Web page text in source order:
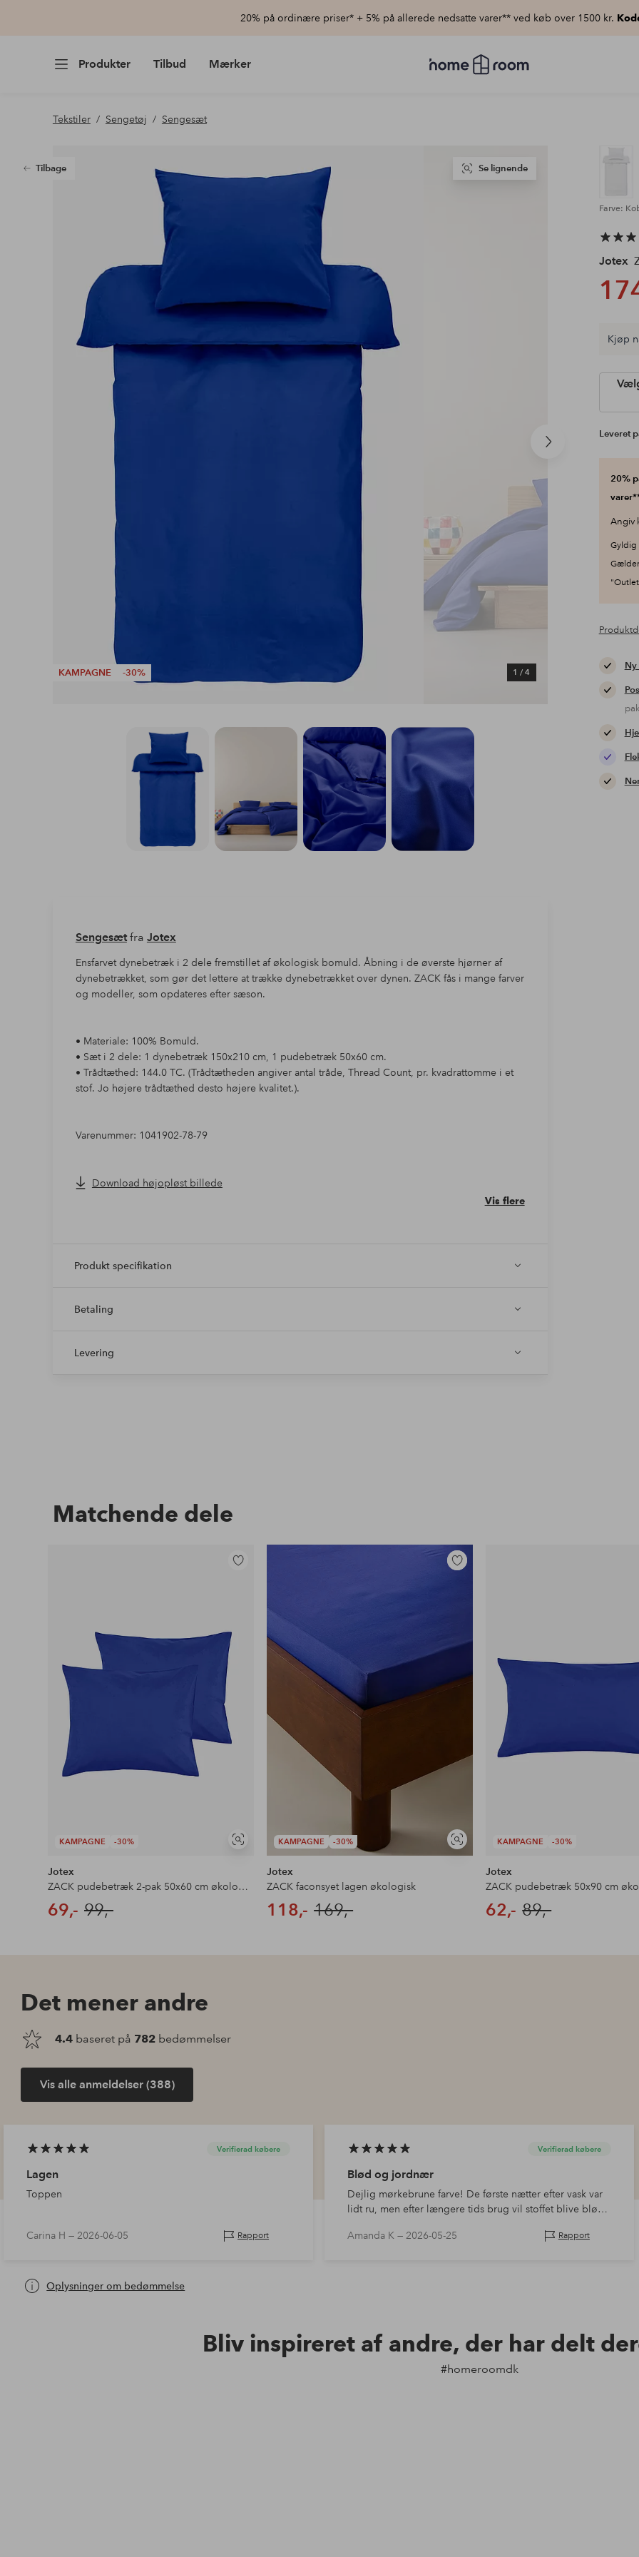
20% på ordinære priser* + 5% på allerede nedsatte varer** ved køb over 1500 kr.
Produkter Tilbud Mærker
Homeroom
–
Tekstiler Sengetøj Sengesæt
Tilbage
Næste
KAMPAGNE -30% 1 / 4
Se lignende
Farve:
Jotex
Kjøp
Leveret
20%
Angiv
Gyldig
Ny
Sengesætfra Jotex
Ensfarvet dynebetræk i 2 dele fremstillet af økologisk bomuld. Åbning i de øverste hjørner af
dynebetrækket, som gør det lettere at trække dynebetrækket over dynen. ZACK fås i mange farver
og modeller, som opdateres efter sæson.
• Materiale: 100% Bomuld.
• Sæt i 2 dele: 1 dynebetræk 150x210 cm, 1 pudebetræk 50x60 cm.
• Trådtæthed: 144.0 TC. (Trådtætheden angiver antal tråde, Thread Count, pr. kvadrattomme i et
stof. Jo højere trådtæthed desto højere kvalitet.).
Varenummer: 1041902-78-79
Download højopløst billede
Vis flere
Produkt specifikation
Betaling
Levering
Matchende dele
KAMPAGNE -30%
Se
Jotex
ZACK pudebetræk 2-pak 50x60 cm økologisk
69,- 99,-
KAMPAGNE -30%
Se
lignende
Jotex
ZACK faconsyet lagen økologisk
118,- 169,-
KAMPAGNE -30%
Jotex
ZACK pudebetræk 50x90 cm
62,- 89,-
Det mener andre
4.4 baseret på 782 bedømmelser
Vis alle anmeldelser (388)
Verifierad købere
Lagen
Toppen
Carina H —2026-06-05 Rapport
Verifierad købere
Blød og jordnær
Dejlig mørkebrune farve! De første nætter efter vask var
lidt ru, men efter længere tids brug vil stoffet blive blødt,
Amanda K —2026-05-25 Rapport
Oplysninger om bedømmelse
Bliv inspireret af andre, der har delt
#homeroomdk